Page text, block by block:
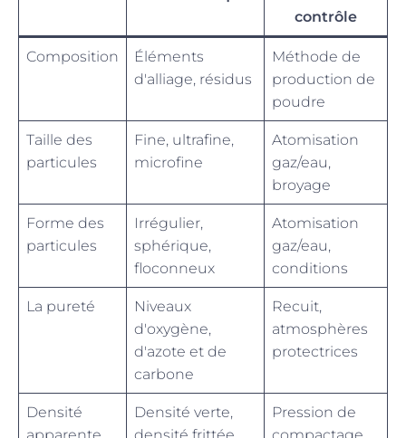
contrôle
Composition
Éléments
d'alliage, résidus
Méthode de
production de
poudre
Taille des
particules
Fine, ultrafine,
microfine
Atomisation
gaz/eau,
broyage
Forme des
particules
Irrégulier,
sphérique,
floconneux
Atomisation
gaz/eau,
conditions
La pureté
Niveaux
d'oxygène,
d'azote et de
carbone
Recuit,
atmosphères
protectrices
Densité
Densité verte,
Pression de